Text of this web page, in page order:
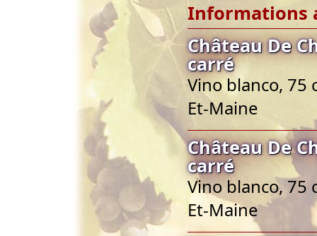
Informations
Château De
carré
Vino blanco, 75
Et-Maine
Château De
carré
Vino blanco, 75
Et-Maine